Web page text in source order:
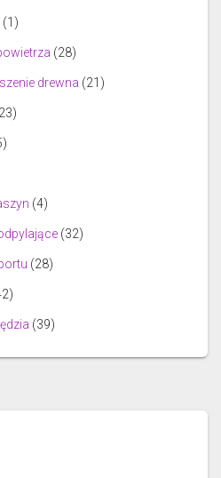
(1)
(28)
drewna (21)
(4)
(32)
(28)
(39)